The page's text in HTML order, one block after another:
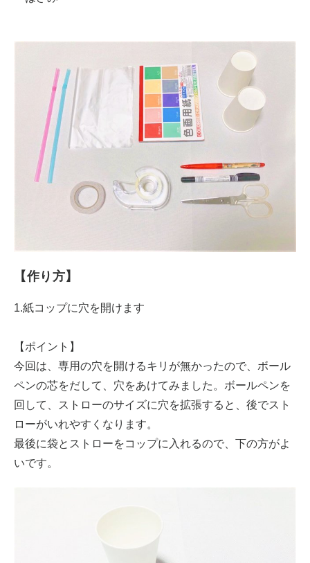
【作り方】
1.紙コップに穴を開けます
【ポイント】
今回は、専用の穴を開けるキリが無かったので、ボール
ペンの芯をだして、穴をあけてみました。ボールペンを
回して、ストローのサイズに穴を拡張すると、後でスト
ローがいれやすくなります。
最後に袋とストローをコップに入れるので、下の方がよ
いです。